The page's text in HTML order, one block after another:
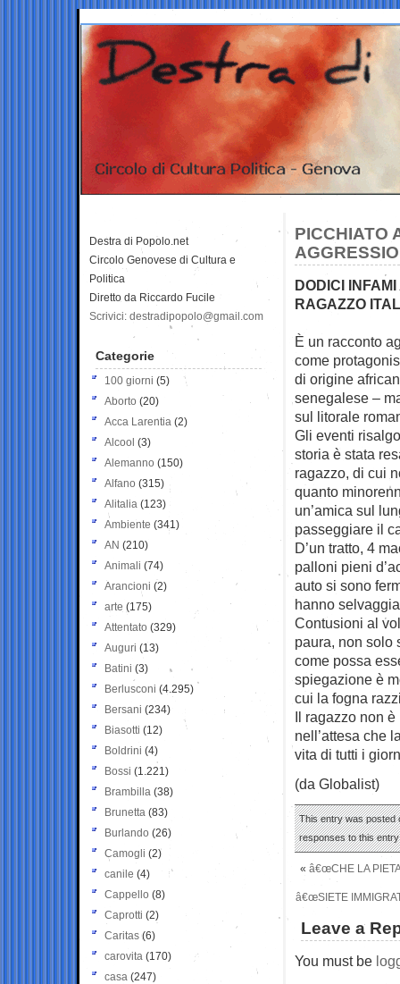
PICCHIATO
DODICI
RAGAZZO
È un racconto
come
di origine
senegalese –
sul litorale
Gli eventi
storia è stata
ragazzo, di cui
quanto
un’amica sul
passeggiare il
D’un tratto, 4
palloni pieni
auto si sono
hanno
Contusioni al
paura, non solo
come possa
spiegazione è
cui la fogna
Il ragazzo non
nell’attesa che
vita di tutti i
(da Globalist)
This entry was posted
responses to this
« â€œCHE LA
â€œSIETE
Leave a
You must be
Destra di Popolo.net
Circolo Genovese di Cultura e
Politica
Diretto da Riccardo Fucile
Scrivici: destradipopolo@gmail.com
Categorie
100 giorni (5)
Aborto (20)
Acca Larentia (2)
Alcool (3)
Alemanno (150)
Alfano (315)
Alitalia (123)
Ambiente (341)
AN (210)
Animali (74)
Arancioni (2)
arte (175)
Attentato (329)
Auguri (13)
Batini (3)
Berlusconi (4.295)
Bersani (234)
Biasotti (12)
Boldrini (4)
Bossi (1.221)
Brambilla (38)
Brunetta (83)
Burlando (26)
Camogli (2)
canile (4)
Cappello (8)
Caprotti (2)
Caritas (6)
carovita (170)
casa (247)